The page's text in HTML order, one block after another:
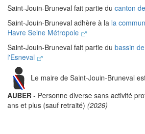
Saint-Jouin-Bruneval fait partie du canton
Saint-Jouin-Bruneval adhère à la la
Havre Seine Métropole
Saint-Jouin-Bruneval fait partie du bassin
l'Esneval
Le maire de Saint-Jouin-Bruneval
AUBER - Personne diverse sans activité
ans et plus (sauf retraité) (2026)